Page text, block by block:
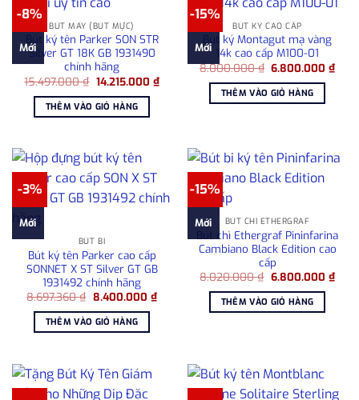
-8%
Mới
BÚT MÁY (BÚT MỰC)
Bút ký tên Parker SON STR
Silver GT 18K GB 1931490
chính hãng
15.497.000₫ Giá
là:
15.497.000 ₫.
14.215.000 ₫Giá
hiện
THÊM VÀO GIỎ HÀNG
-15%
Mới
BÚT KÝ CAO CẤP
Bút ký Montagut mạ vàng
14k cao cấp M100-01
8.000.000₫ Giá
là:
8.000.000 ₫.
6.800.000₫Giá
hiện
THÊM VÀO GIỎ HÀNG
-3%
Mới
BÚT BI
Bút ký tên Parker cao cấp
SONNET X ST Silver GT GB
1931492 chính hãng
8.697.360₫ Giá
là:
8.697.360 ₫.
8.400.000 ₫Giá
hiện
THÊM VÀO GIỎ HÀNG
-15%
Mới BÚT CHÌ ETHERGRAF
Bút chì Ethergraf Pininfarina
Cambiano Black Edition cao
cấp
8.020.000₫ Giá
là:
8.020.000 ₫.
6.800.000 ₫Giá
hiện
THÊM VÀO GIỎ HÀNG